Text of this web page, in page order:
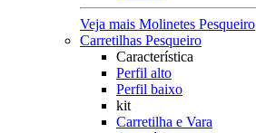
Veja mais Molinetes Pesqueiro
Carretilhas Pesqueiro
Característica
Perfil alto
Perfil baixo
kit
Carretilha e Vara